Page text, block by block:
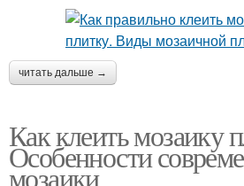
читать дальше →
Как клеить мозаику
Особенности
мозаики